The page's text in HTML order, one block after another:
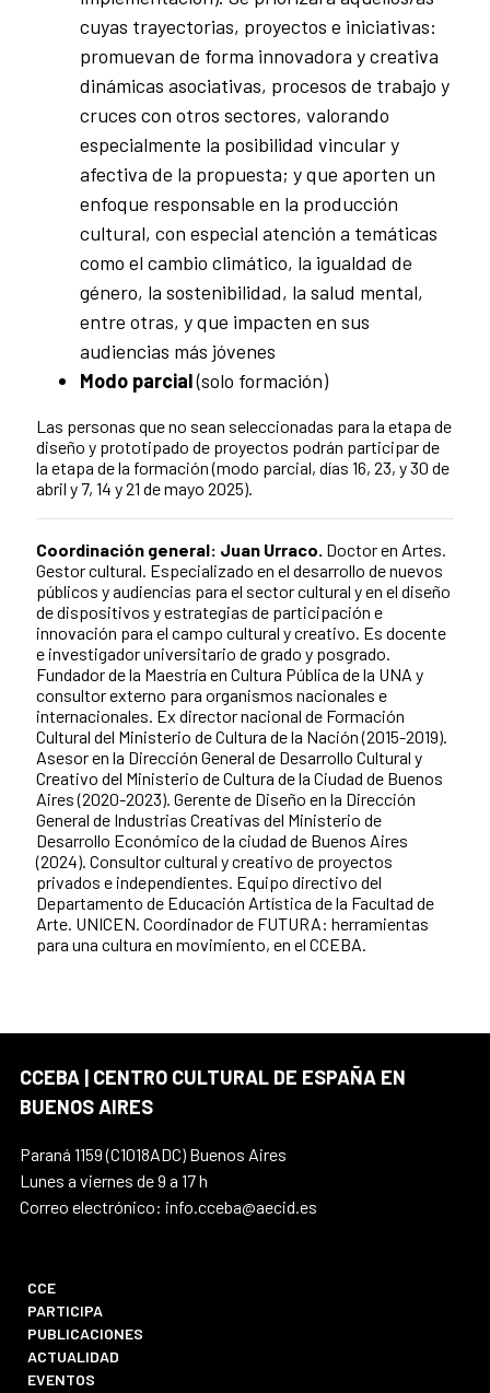
cuyas trayectorias, proyectos e iniciativas:
promuevan de forma innovadora y creativa
dinámicas asociativas, procesos de trabajo y
cruces con otros sectores, valorando
especialmente la posibilidad vincular y
afectiva de la propuesta; y que aporten un
enfoque responsable en la producción
cultural, con especial atención a temáticas
como el cambio climático, la igualdad de
género, la sostenibilidad, la salud mental,
entre otras, y que impacten en sus
audiencias más jóvenes
Modo parcial(solo formación)
Las personas que no sean seleccionadas para la etapa de
diseño y prototipado de proyectos podrán participar de
la etapa de la formación (modo parcial, días 16, 23, y 30 de
abril y 7, 14 y 21 de mayo 2025).
Coordinación general: Juan Urraco. Doctor en Artes.
Gestor cultural. Especializado en el desarrollo de nuevos
públicos y audiencias para el sector cultural y en el diseño
de dispositivos y estrategias de participación e
innovación para el campo cultural y creativo. Es docente
e investigador universitario de grado y posgrado.
Fundador de la Maestría en Cultura Pública de la UNA y
consultor externo para organismos nacionales e
internacionales. Ex director nacional de Formación
Cultural del Ministerio de Cultura de la Nación (2015-2019).
Asesor en la Dirección General de Desarrollo Cultural y
Creativo del Ministerio de Cultura de la Ciudad de Buenos
Aires (2020-2023). Gerente de Diseño en la Dirección
General de Industrias Creativas del Ministerio de
Desarrollo Económico de la ciudad de Buenos Aires
(2024). Consultor cultural y creativo de proyectos
privados e independientes. Equipo directivo del
Departamento de Educación Artística de la Facultad de
Arte. UNICEN. Coordinador de FUTURA: herramientas
para una cultura en movimiento, en el CCEBA.
CCEBA | CENTRO CULTURAL DE ESPAÑA EN
BUENOS AIRES
Paraná 1159 (C1018ADC) Buenos Aires
Lunes a viernes de 9 a 17 h
Correo electrónico: info.cceba@aecid.es
CCE
PARTICIPA
PUBLICACIONES
ACTUALIDAD
EVENTOS